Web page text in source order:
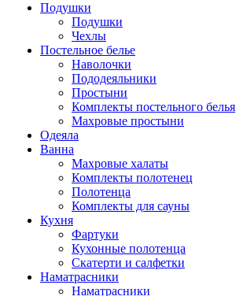
Подушки
Подушки
Чехлы
Постельное белье
Наволочки
Пододеяльники
Простыни
Комплекты постельного белья
Махровые простыни
Одеяла
Ванна
Махровые халаты
Комплекты полотенец
Полотенца
Комплекты для сауны
Кухня
Фартуки
Кухонные полотенца
Скатерти и салфетки
Наматрасники
Наматрасники